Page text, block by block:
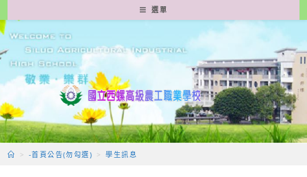
轉
至
要
容
選單
> -首頁公告(勿勾選) > 學生訊息